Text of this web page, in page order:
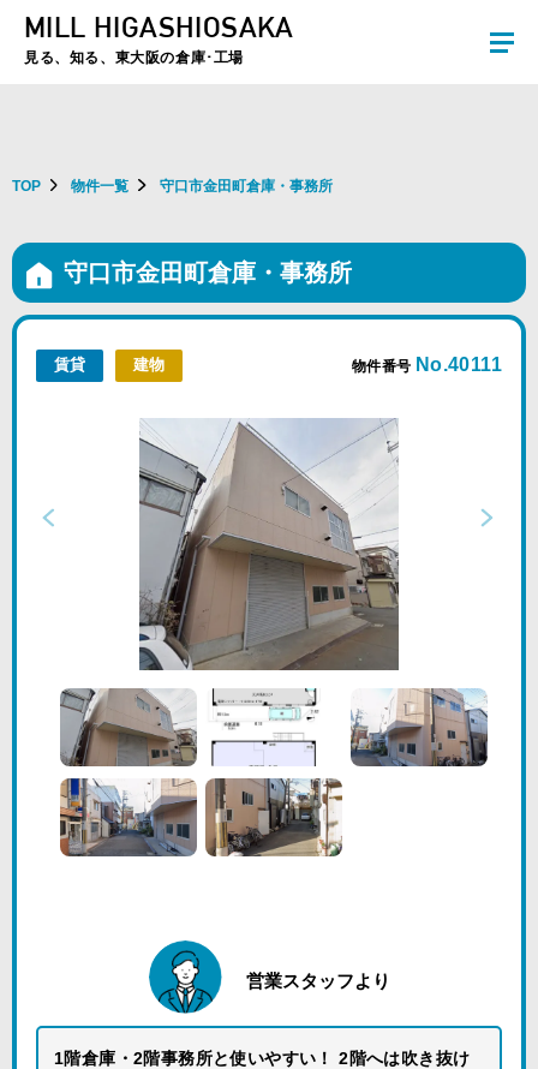
夏季休暇のお知らせ：2026年8月8日(土)～8月16日(日)まで休業とさせていた
MILL HIGASHIOSAKA
見る、知る、東大阪の倉庫･工場
TOP 物件一覧 守口市金田町倉庫・事務所
守口市金田町倉庫・事務所
賃貸 建物 物件番号 No.40111
営業スタッフより
1階倉庫・2階事務所と使いやすい！ 2階へは吹き抜け